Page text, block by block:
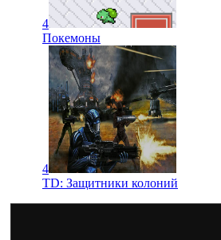
4
Покемоны
4
TD: Защитники колоний